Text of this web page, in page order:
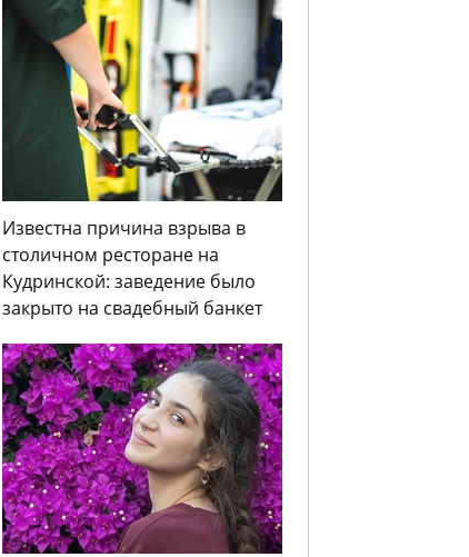
Известна причина взрыва в
столичном ресторане на
Кудринской: заведение было
закрыто на свадебный банкет